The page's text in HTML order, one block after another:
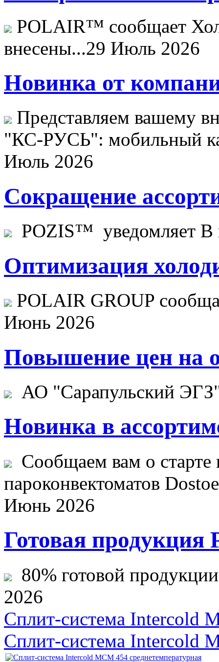
POLAIR™ сообщает
внесены...29 Июль 2026
Новинка от
Представляем вашему
"КС-РУСЬ": мобильный
Июль 2026
Сокращение
POZIS™ уведомляет В
Оптимизация
POLAIR GROUP
Июнь 2026
Повышение цен на
АО "Сарапульский
Новинка в
Сообщаем вам о старте
пароконвектоматов
Июнь 2026
Готовая продукция
80% готовой
2026
Сплит-система Intercold
Сплит-система Intercold